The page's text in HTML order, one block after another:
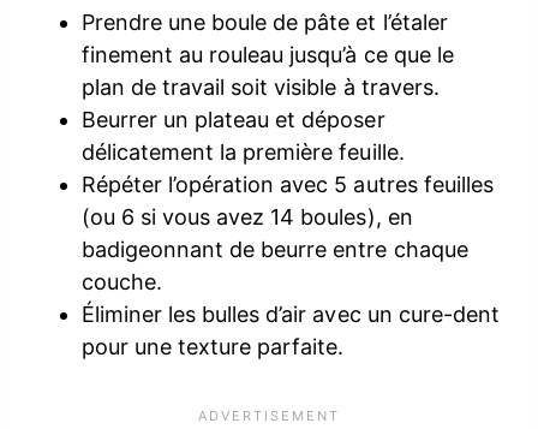
Prendre une boule de pâte et l’étaler
finement au rouleau jusqu’à ce que le
plan de travail soit visible à travers.
Beurrer un plateau et déposer
délicatement la première feuille.
Répéter l’opération avec 5 autres feuilles
(ou 6 si vous avez 14 boules), en
badigeonnant de beurre entre chaque
couche.
Éliminer les bulles d’air avec un cure-dent
pour une texture parfaite.